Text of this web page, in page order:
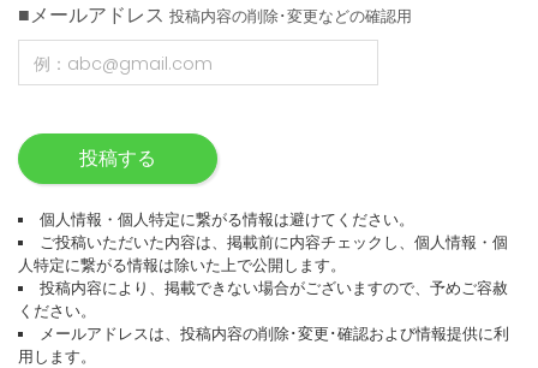
■メールアドレス 投稿内容の削除･変更などの確認用
投稿する
個人情報・個人特定に繋がる情報は避けてください。
ご投稿いただいた内容は、掲載前に内容チェックし、個人情報・個
人特定に繋がる情報は除いた上で公開します。
投稿内容により、掲載できない場合がございますので、予めご容赦
ください。
メールアドレスは、投稿内容の削除･変更･確認および情報提供に利
用します。